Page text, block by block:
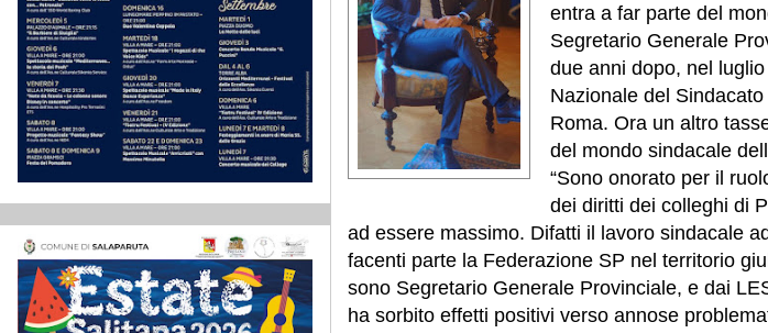
entra a far parte del
Segretario Generale
due anni dopo, nel
Nazionale del
Roma. Ora un altro
del mondo sindacale
“Sono onorato per il
dei diritti dei colleghi di
ad essere massimo. Difatti il lavoro sindacale
facenti parte la Federazione SP nel territorio
sono Segretario Generale Provinciale, e dai
ha sorbito effetti positivi verso annose